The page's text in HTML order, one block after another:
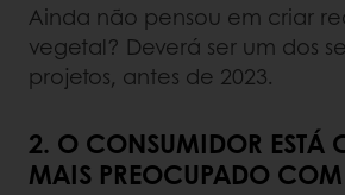
Ainda não pensou em criar
vegetal? Deverá ser um dos
projetos, antes de 2023.
2. O CONSUMIDOR ESTÁ
MAIS PREOCUPADO